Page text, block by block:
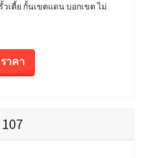
เตี้ย กั้นเขตแดน บอกเขต ไม่
าคา